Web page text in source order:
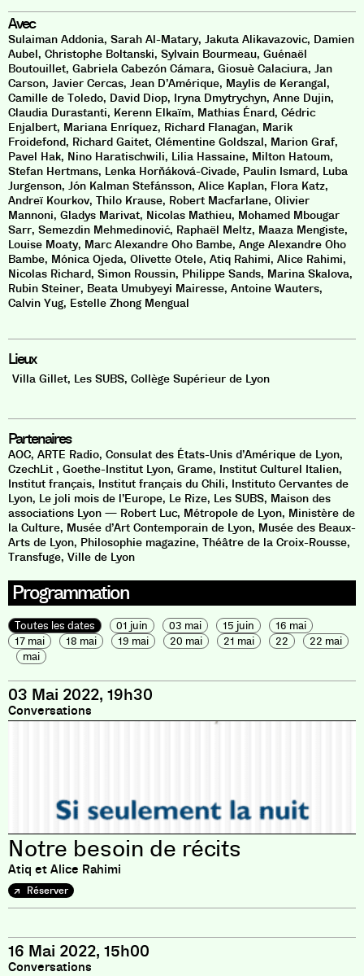
Avec
Sulaiman Addonia, Sarah Al-Matary, Jakuta Alikavazovic, Damien
Aubel, Christophe Boltanski, Sylvain Bourmeau, Guénaël
Boutouillet, Gabriela Cabezón Cámara, Giosuè Calaciura, Jan
Carson, Javier Cercas, Jean D’Amérique, Maylis de Kerangal,
Camille de Toledo, David Diop, Iryna Dmytrychyn, Anne Dujin,
Claudia Durastanti, Kerenn Elkaïm, Mathias Énard, Cédric
Enjalbert, Mariana Enríquez, Richard Flanagan, Marik
Froidefond, Richard Gaitet, Clémentine Goldszal, Marion Graf,
Pavel Hak, Nino Haratischwili, Lilia Hassaine, Milton Hatoum,
Stefan Hertmans, Lenka Horňáková-Civade, Paulin Ismard, Luba
Jurgenson, Jón Kalman Stefánsson, Alice Kaplan, Flora Katz,
Andreï Kourkov, Thilo Krause, Robert Macfarlane, Olivier
Mannoni, Gladys Marivat, Nicolas Mathieu, Mohamed Mbougar
Sarr, Semezdin Mehmedinović, Raphaël Meltz, Maaza Mengiste,
Louise Moaty, Marc Alexandre Oho Bambe, Ange Alexandre Oho
Bambe, Mónica Ojeda, Olivette Otele, Atiq Rahimi, Alice Rahimi,
Nicolas Richard, Simon Roussin, Philippe Sands, Marina Skalova,
Rubin Steiner, Beata Umubyeyi Mairesse, Antoine Wauters,
Calvin Yug, Estelle Zhong Mengual
Lieux
Villa Gillet, Les SUBS, Collège Supérieur de Lyon
Partenaires
AOC, ARTE Radio, Consulat des États-Unis d’Amérique de Lyon,
CzechLit , Goethe-Institut Lyon, Grame, Institut Culturel Italien,
Institut français, Institut français du Chili, Instituto Cervantes de
Lyon, Le joli mois de l’Europe, Le Rize, Les SUBS, Maison des
associations Lyon — Robert Luc, Métropole de Lyon, Ministère de
la Culture, Musée d’Art Contemporain de Lyon, Musée des Beaux-
Arts de Lyon, Philosophie magazine, Théâtre de la Croix-Rousse,
Transfuge, Ville de Lyon
Programmation
Toutes les dates 01 juin 03 mai 15 juin
16 mai
17 mai
18 mai 19 mai 20 mai 21 mai 22
22 mai
mai
03 Mai 2022, 19h30
Conversations
Notre besoin de récits
Atiq et Alice Rahimi
Réserver
16 Mai 2022, 15h00
Conversations